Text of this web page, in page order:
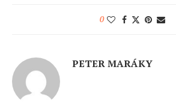
0
PETER MARÁKY